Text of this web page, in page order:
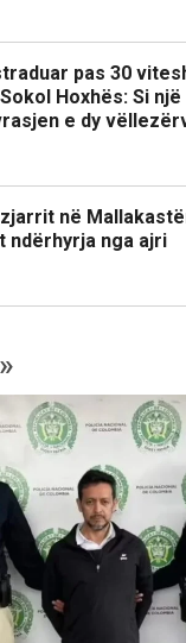
pas 30
Hoxhës: Si
e dy
në
ndërhyrja nga ajri